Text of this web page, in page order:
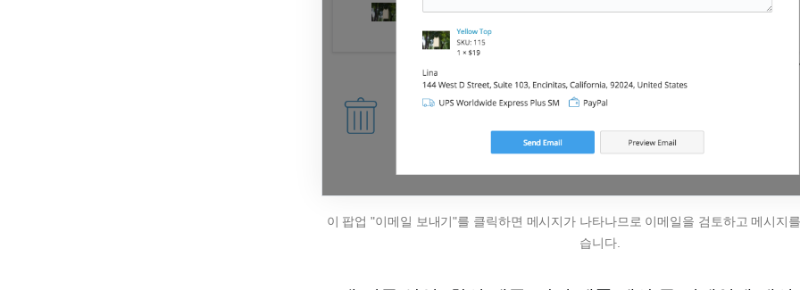
이 팝업 "이메일 보내기"를 클릭하면 메시지가 나타나므로 이메일을 검토하고 메시지
습니다.